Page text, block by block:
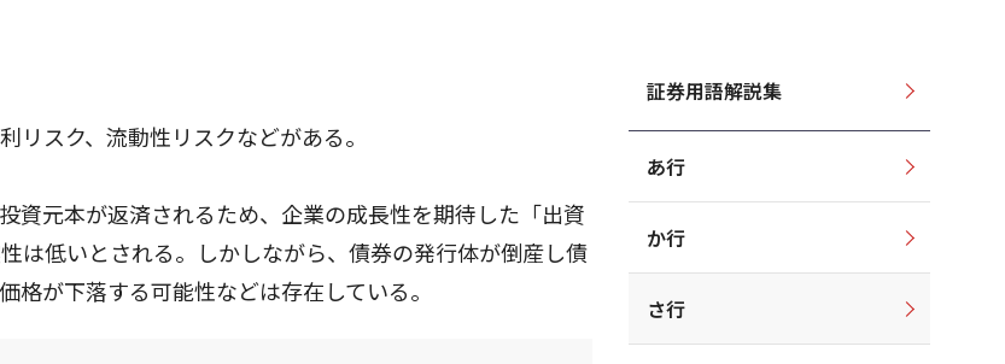
スク、流動性リスクなどがある。
資元本が返済されるため、企業の成長性を期待した「出資
は低いとされる。しかしながら、債券の発行体が倒産し債
が下落する可能性などは存在している。
証券用語解説集
あ行
か行
さ行